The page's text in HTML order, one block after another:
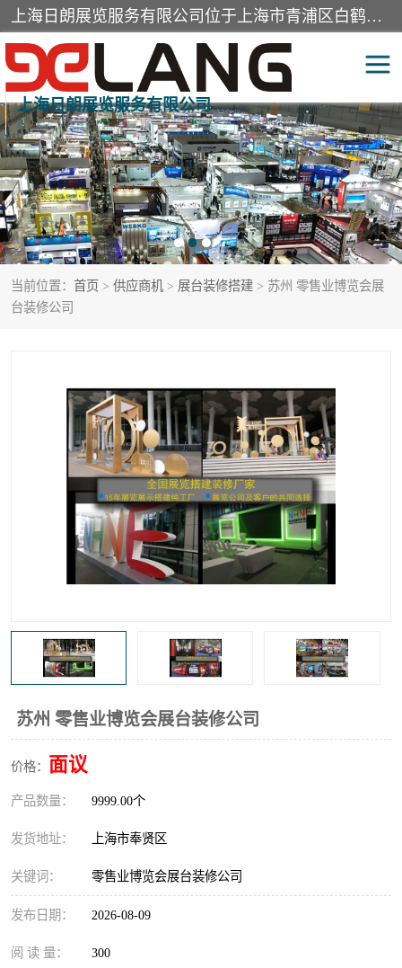
上海日朗展览服务有限公司位于上海市青浦区白鹤镇，营业范围有展览展示会务服务，室内装饰设计及施工，展示道具设计制作，舞台设计，图文设计，灯箱制作，园林绿化工程，广告装潢材料，建筑材料，办公用品，工艺礼品日用百货销售。
上海日朗展览服务有限公司
当前位置： 首页 > 供应商机 > 展台装修搭建 > 苏州 零售业博览会展
台装修公司
苏州 零售业博览会展台装修公司
价格： 面议
产品数量： 9999.00个
发货地址： 上海市奉贤区
关键词： 零售业博览会展台装修公司
发布日期： 2026-08-09
阅 读 量： 300
展台装修搭建 活动会议执行
展厅装修 专柜制作
展会装修设计 展会搭建
活动策划 展会服务